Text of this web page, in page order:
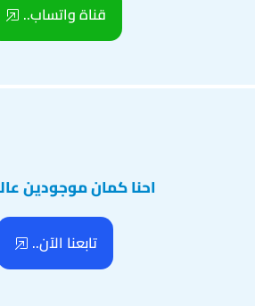
قناة واتساب..
احنا كمان موجودين
تابعنا الآن..